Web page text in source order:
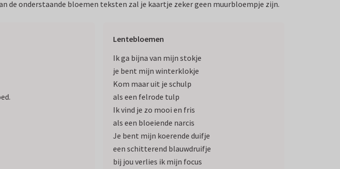
de onderstaande bloemen teksten zal je kaartje zeker geen muurbloempje zijn.
Lentebloemen
Ik ga bijna van mijn stokje
je bent mijn winterklokje
Kom maar uit je schulp
als een felrode tulp
Ik vind je zo mooi en fris
als een bloeiende narcis
Je bent mijn koerende duifje
een schitterend blauwdruifje
bij jou verlies ik mijn focus